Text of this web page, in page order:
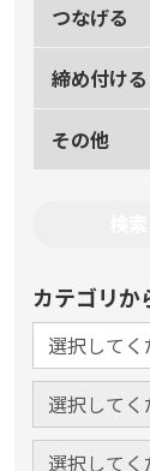
つなげる
締め付ける
その他
カテゴリか